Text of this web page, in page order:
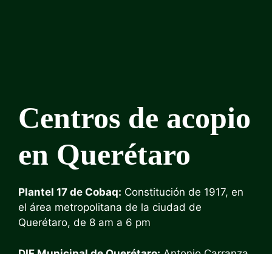
Centros de acopio
en Querétaro
Plantel 17 de Cobaq: Constitución de 1917, en
el área metropolitana de la ciudad de
Querétaro, de 8 am a 6 pm